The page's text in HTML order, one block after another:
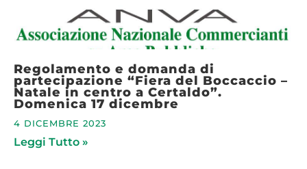
Regolamento e domanda di
partecipazione “Fiera del Boccaccio –
Natale in centro a Certaldo”.
Domenica 17 dicembre
4 DICEMBRE 2023
Leggi Tutto »